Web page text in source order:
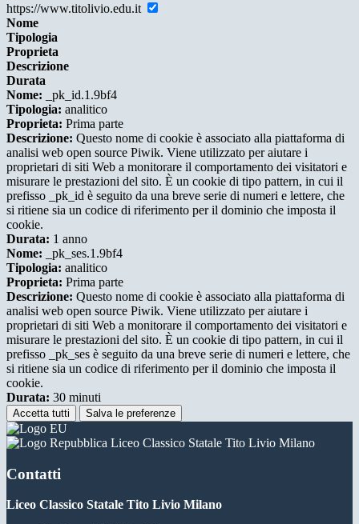
https://www.titolivio.edu.it
Nome
Tipologia
Proprieta
Descrizione
Durata
Nome: _pk_id.1.9bf4
Tipologia: analitico
Proprieta: Prima parte
Descrizione: Questo nome di cookie è associato alla piattaforma di
analisi web open source Piwik. Viene utilizzato per aiutare i
proprietari di siti Web a monitorare il comportamento dei visitatori e
misurare le prestazioni del sito. È un cookie di tipo pattern, in cui il
prefisso _pk_id è seguito da una breve serie di numeri e lettere, che
si ritiene sia un codice di riferimento per il dominio che imposta il
cookie.
Durata: 1 anno
Nome: _pk_ses.1.9bf4
Tipologia: analitico
Proprieta: Prima parte
Descrizione: Questo nome di cookie è associato alla piattaforma di
analisi web open source Piwik. Viene utilizzato per aiutare i
proprietari di siti Web a monitorare il comportamento dei visitatori e
misurare le prestazioni del sito. È un cookie di tipo pattern, in cui il
prefisso _pk_ses è seguito da una breve serie di numeri e lettere, che
si ritiene sia un codice di riferimento per il dominio che imposta il
cookie.
Durata: 30 minuti
Accetta tutti Salva le preferenze
Liceo Classico Statale Tito Livio Milano
Contatti
Liceo Classico Statale Tito Livio Milano